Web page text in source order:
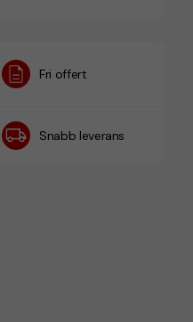
Fri offert
Snabb leverans